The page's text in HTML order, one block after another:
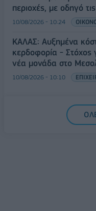
περιοχές, με οδηγό
10/08/2026 - 10:24
ΚΑΛΑΣ: Αυξημένα
κερδοφορία - Στόχος
νέα μονάδα στο
10/08/2026 - 10:10